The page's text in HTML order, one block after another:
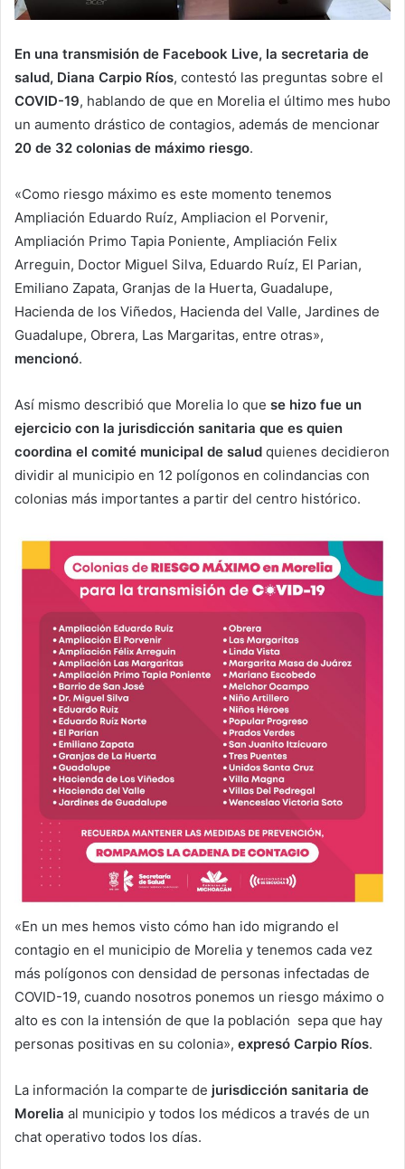
En una transmisión de Facebook Live, la secretaria de
salud, Diana Carpio Ríos, contestó las preguntas sobre el
COVID-19, hablando de que en Morelia el último mes hubo
un aumento drástico de contagios, además de mencionar
20 de 32 colonias de máximo riesgo.
«Como riesgo máximo es este momento tenemos
Ampliación Eduardo Ruíz, Ampliacion el Porvenir,
Ampliación Primo Tapia Poniente, Ampliación Felix
Arreguin, Doctor Miguel Silva, Eduardo Ruíz, El Parian,
Emiliano Zapata, Granjas de la Huerta, Guadalupe,
Hacienda de los Viñedos, Hacienda del Valle, Jardines de
Guadalupe, Obrera, Las Margaritas, entre otras»,
mencionó.
Así mismo describió que Morelia lo que se hizo fue un
ejercicio con la jurisdicción sanitaria que es quien
coordina el comité municipal de salud quienes decidieron
dividir al municipio en 12 polígonos en colindancias con
colonias más importantes a partir del centro histórico.
«En un mes hemos visto cómo han ido migrando el
contagio en el municipio de Morelia y tenemos cada vez
más polígonos con densidad de personas infectadas de
COVID-19, cuando nosotros ponemos un riesgo máximo o
alto es con la intensión de que la población sepa que hay
personas positivas en su colonia», expresó Carpio Ríos.
La información la comparte de jurisdicción sanitaria de
Morelia al municipio y todos los médicos a través de un
chat operativo todos los días.